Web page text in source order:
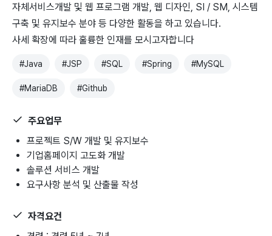
자체서비스개발 및 웹 프로그램 개발, 웹 디자인, SI / SM, 시스템
구축 및 유지보수 분야 등 다양한 활동을 하고 있습니다.
사세 확장에 따라 훌륭한 인재를 모시고자합니다
#Java #JSP #SQL #Spring #MySQL
#MariaDB #Github
주요업무
프로젝트 S/W 개발 및 유지보수
기업홈페이지 고도화 개발
솔루션 서비스 개발
요구사항 분석 및 산출물 작성
자격요건